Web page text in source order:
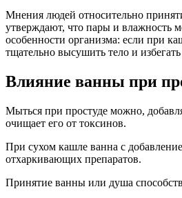
Мнения людей относительно
утверждают, что пары и влажность
особенности организма: если при
тщательно высушить тело и
Влияние ванны при
Мыться при простуде можно,
очищает его от токсинов.
При сухом кашле ванна с
отхаркивающих препаратов.
Принятие ванны или душа